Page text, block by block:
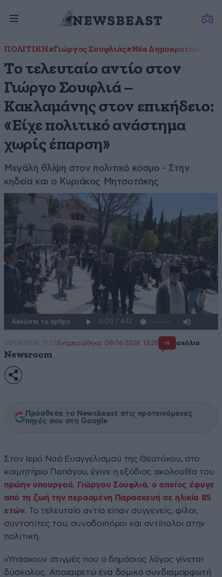
ΠΟΛΙΤΙΚΗ#Γιώργος Σουφλιάς#Νέα Δημοκρατία
Το τελευταίο αντίο στον
Γιώργο Σουφλιά –
Κακλαμάνης στον επικήδειο:
«Είχε πολιτικό ανάστημα
χωρίς έπαρση»
Μεγάλη θλίψη στον πολιτικό κόσμο - Στην
κηδεία και ο Κυριάκος Μητσοτάκης
Ακούστε το άρθρο
08·06·2026 11:23 Ενημερώθηκε: 08·06·2026 13:28 19 σχόλια
Newsroom
Πρόσθεσε το Newsbeast στις προτεινόμενες
πηγές σου στη Google
Στον Ιερό Ναό Ευαγγελισμού της Θεοτόκου, στο
κοιμητήριο Παπάγου, έγινε η εξόδιος ακολουθία του
πρώην υπουργού, Γιώργου Σουφλιά, ο οποίος έφυγε
από τη ζωή την περασμένη Παρασκευή σε ηλικία 85
ετών. Το τελευταίο αντίο είπαν συγγενείς, φίλοι,
συντοπίτες του, συνοδοιπόροι και αντίπαλοι στην
πολιτική.
«Υπάσχουν στιγμές που ο δημόσιος λόγος γίνεται
δύσκολος. Αποχαιρετώ ένα δομικό συνδιαμορφωτή